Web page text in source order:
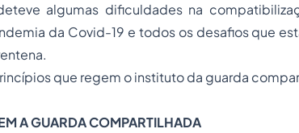
algumas dificuldades na
da Covid-19 e todos os desafios que
que regem o instituto da guarda
A GUARDA COMPARTILHADA